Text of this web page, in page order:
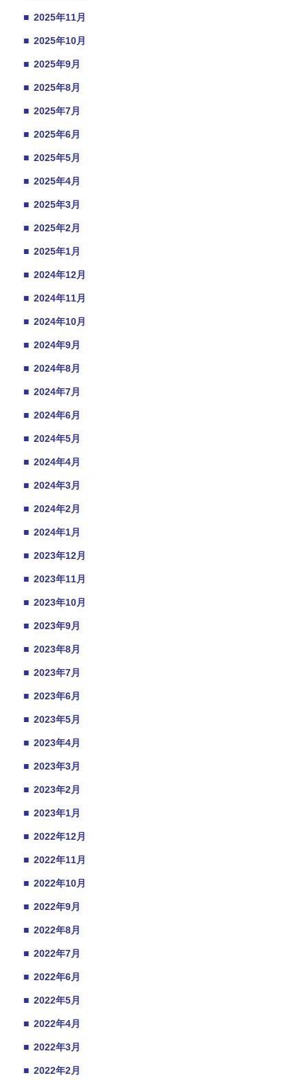
■ 2025年11月
■ 2025年10月
■ 2025年9月
■ 2025年8月
■ 2025年7月
■ 2025年6月
■ 2025年5月
■ 2025年4月
■ 2025年3月
■ 2025年2月
■ 2025年1月
■ 2024年12月
■ 2024年11月
■ 2024年10月
■ 2024年9月
■ 2024年8月
■ 2024年7月
■ 2024年6月
■ 2024年5月
■ 2024年4月
■ 2024年3月
■ 2024年2月
■ 2024年1月
■ 2023年12月
■ 2023年11月
■ 2023年10月
■ 2023年9月
■ 2023年8月
■ 2023年7月
■ 2023年6月
■ 2023年5月
■ 2023年4月
■ 2023年3月
■ 2023年2月
■ 2023年1月
■ 2022年12月
■ 2022年11月
■ 2022年10月
■ 2022年9月
■ 2022年8月
■ 2022年7月
■ 2022年6月
■ 2022年5月
■ 2022年4月
■ 2022年3月
■ 2022年2月